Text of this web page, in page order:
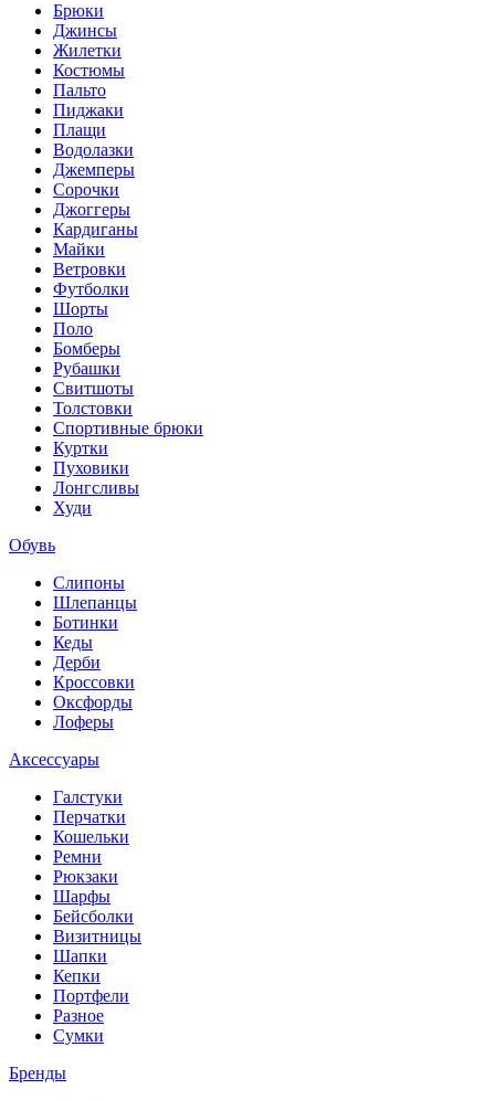
Брюки
Джинсы
Жилетки
Костюмы
Пальто
Пиджаки
Плащи
Водолазки
Джемперы
Сорочки
Джоггеры
Кардиганы
Майки
Ветровки
Футболки
Шорты
Поло
Бомберы
Рубашки
Свитшоты
Толстовки
Спортивные брюки
Куртки
Пуховики
Лонгсливы
Худи
Обувь
Слипоны
Шлепанцы
Ботинки
Кеды
Дерби
Кроссовки
Оксфорды
Лоферы
Аксессуары
Галстуки
Перчатки
Кошельки
Ремни
Рюкзаки
Шарфы
Бейсболки
Визитницы
Шапки
Кепки
Портфели
Разное
Сумки
Бренды